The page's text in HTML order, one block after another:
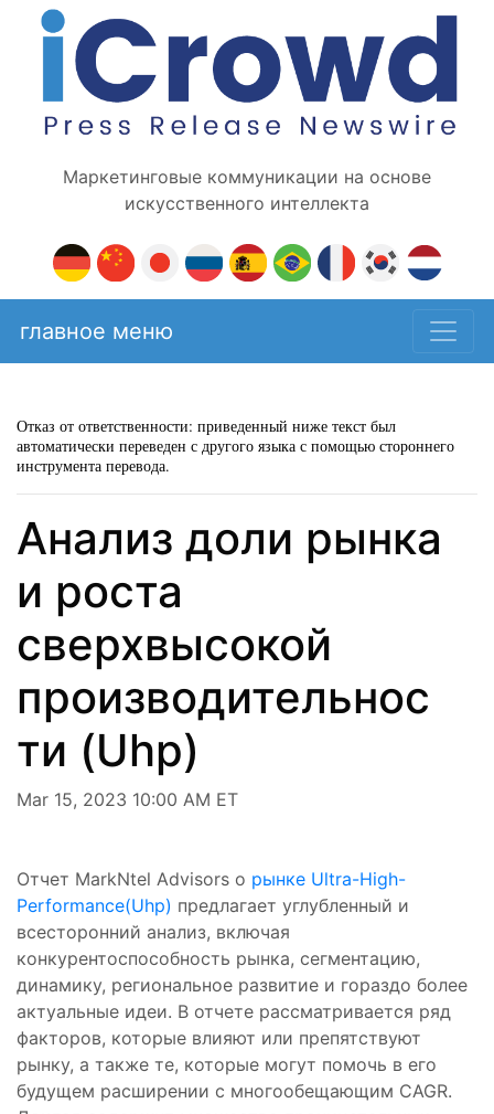
Маркетинговые коммуникации на основе
искусственного интеллекта
главное меню
Отказ от ответственности: приведенный ниже текст был
автоматически переведен с другого языка с помощью стороннего
инструмента перевода.
Анализ доли рынка
и роста
сверхвысокой
производительнос
ти (Uhp)
Mar 15, 2023 10:00 AM ET
Отчет MarkNtel Advisors о рынке Ultra-High-
Performance(Uhp) предлагает углубленный и
всесторонний анализ, включая
конкурентоспособность рынка, сегментацию,
динамику, региональное развитие и гораздо более
актуальные идеи. В отчете рассматривается ряд
факторов, которые влияют или препятствуют
рынку, а также те, которые могут помочь в его
будущем расширении с многообещающим CAGR.